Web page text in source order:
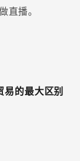
直播。
易的最大区别